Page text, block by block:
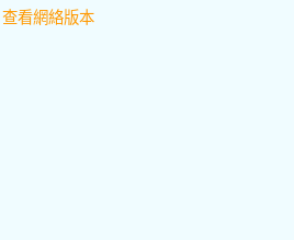
查看網絡版本